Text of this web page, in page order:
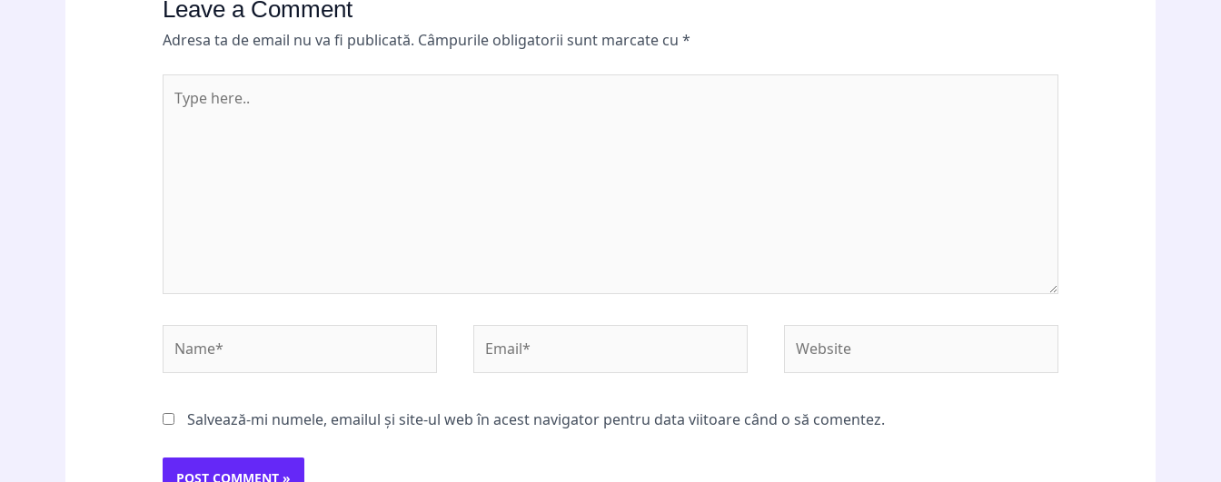
Leave a Comment
Adresa ta de email nu va fi publicată. Câmpurile obligatorii sunt marcate cu *
here..
Salvează-mi numele, emailul și site-ul web în acest navigator pentru data viitoare când o să comentez.